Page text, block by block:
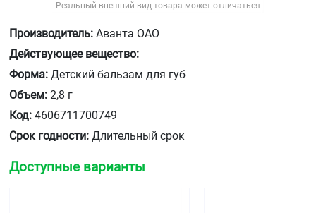
Реальный внешний вид товара может отличаться
Производитель: Аванта ОАО
Действующее вещество:
Форма: Детский бальзам для губ
Объем: 2,8 г
Код: 4606711700749
Срок годности: Длительный срок
Доступные варианты